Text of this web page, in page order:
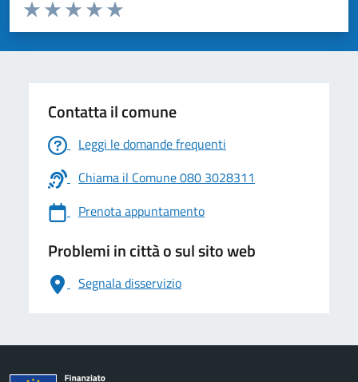
Valuta da 1 a 5 stelle la pagina
Valuta 5 stelle su 5
Valuta 4 stelle su 5
Valuta 3 stelle su 5
Valuta 2 stelle su 5
Valuta 1 stelle su 5
Contatta il comune
Leggi le domande frequenti
Chiama il Comune 080 3028311
Prenota appuntamento
Problemi in città o sul sito web
Segnala disservizio